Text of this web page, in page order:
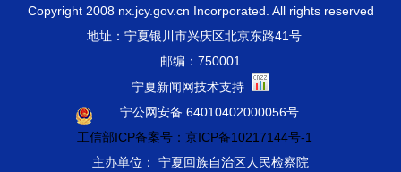
Copyright 2008 nx.jcy.gov.cn Incorporated. All rights reserved
地址：宁夏银川市兴庆区北京东路41号
邮编：750001
宁夏新闻网技术支持
宁公网安备 64010402000056号
工信部ICP备案号：京ICP备10217144号-1
主办单位： 宁夏回族自治区人民检察院